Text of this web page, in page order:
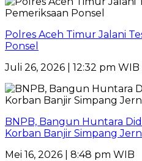
Polres Aceh Timur Jalani
Ponsel
Juli 26, 2026 | 12:32 pm WIB
BNPB, Bangun Huntara
Korban Banjir Simpang
Mei 16, 2026 | 8:48 pm WIB